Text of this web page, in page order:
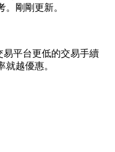
。剛剛更新。
易平台更低的交易手續
越優惠。